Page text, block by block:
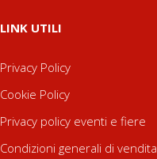
LINK UTILI
Privacy Policy
Cookie Policy
Privacy policy eventi e fiere
Condizioni generali di vendita